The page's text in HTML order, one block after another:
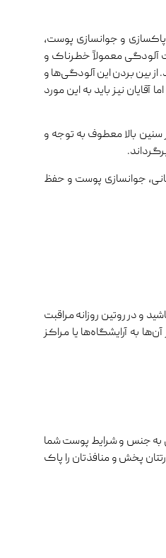
و جوانسازی پوست،
آلودگی معمولاً خطرناک و
بین بردن این آلودگی‌ها و
نیز باید به این مورد
بالا معطوف به توجه و
جوانسازی پوست و حفظ
و در روتین روزانه مراقبت
به آرایشگاه‌ها یا مراکز
به جنس و شرایط پوست شما
پخش و منافذتان را پاک